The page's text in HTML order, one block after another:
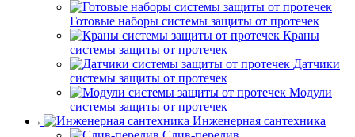
Готовые наборы системы защиты от протечек
Краны
системы защиты от протечек
Датчики
системы защиты от протечек
Модули
системы защиты от протечек
Инженерная сантехника